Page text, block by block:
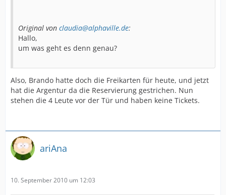
Original von claudia@alphaville.de:
Hallo,
um was geht es denn genau?
Also, Brando hatte doch die Freikarten für heute, und jetzt
hat die Argentur da die Reservierung gestrichen. Nun
stehen die 4 Leute vor der Tür und haben keine Tickets.
ariAna
10. September 2010 um 12:03